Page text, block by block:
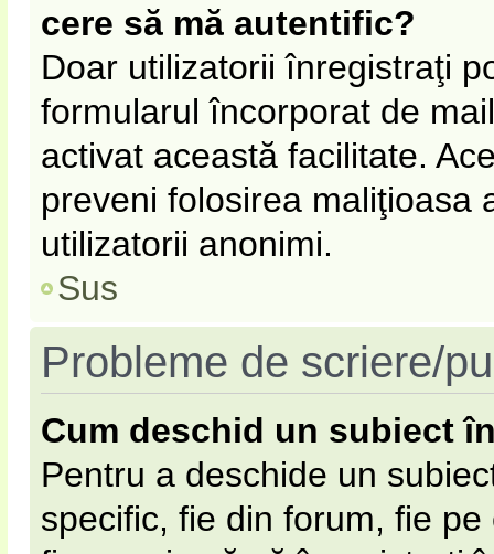
cere să mă autentific?
Doar utilizatorii înregistraţi
formularul încorporat de
activat această facilitate.
preveni folosirea maliţioasa
utilizatorii anonimi.
Sus
Probleme de scriere/
Cum deschid un subiect
Pentru a deschide un
specific, fie din forum, fie